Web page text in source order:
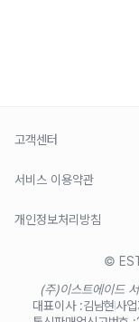
고객센터
서비스 이용약관
개인정보처리방침
©
(주)이스트에이드
대표이사 :김남현사